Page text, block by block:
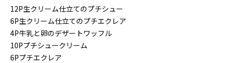
12P生クリーム仕立てのプチシュー
6P生クリーム仕立てのプチエクレア
4P牛乳と卵のデザートワッフル
10Pプチシュークリーム
6Pプチエクレア